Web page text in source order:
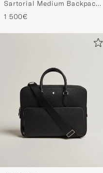
Sartorial Medium Backpack
3 Compartments Black
1 500€